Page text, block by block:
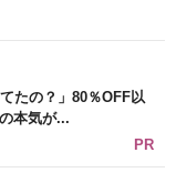
たの？」80％OFF以
本気が...
PR